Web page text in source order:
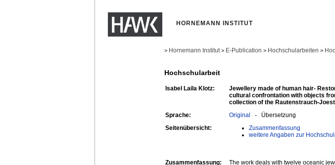
HORNEMANN INSTITUT
> Hornemann Institut > E-Publication > Hochschularbeiten >
Hochschularbeit
Isabel Laila Klotz:
Jewellery made of human hair-
cultural confrontation with objects
collection of the Rautenstrauch-
Sprache: Original - Übersetzung
Seitenübersicht:
Zusammenfassung
weitere Angaben zur
Zusammenfassung:
The work deals with twelve oceanic